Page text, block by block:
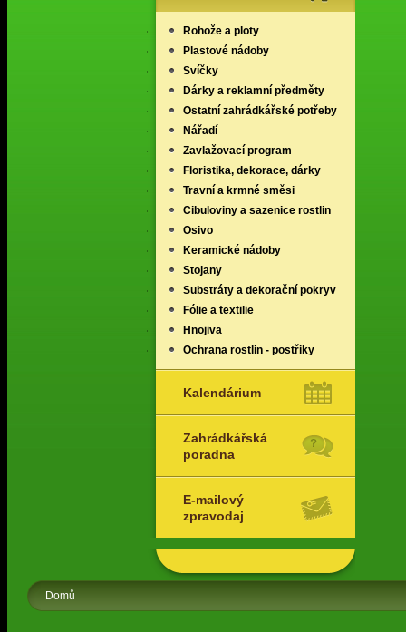
Rohože a ploty
Plastové nádoby
Svíčky
Dárky a reklamní předměty
Ostatní zahrádkářské potřeby
Nářadí
Zavlažovací program
Floristika, dekorace, dárky
Travní a krmné směsi
Cibuloviny a sazenice rostlin
Osivo
Keramické nádoby
Stojany
Substráty a dekorační pokryv
Fólie a textilie
Hnojiva
Ochrana rostlin - postřiky
Kalendárium
Zahrádkářská
poradna
E-mailový
zpravodaj
Domů